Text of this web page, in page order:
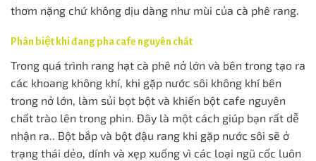
thơm nặng chứ không dịu dàng như mùi của cà phê rang.
Phân biệt khi đang pha cafe nguyên chất
Trong quá trình rang hạt cà phê nở lớn và bên trong tạo ra
các khoang không khí, khi gặp nước sôi không khí bên
trong nở lớn, làm sủi bọt bột và khiến bột cafe nguyên
chất trào lên trong phin. Đây là một cách giúp bạn rất dễ
nhận ra.. Bột bắp và bột đậu rang khi gặp nước sôi sẽ ở
trạng thái dẻo, dính và xẹp xuống vì các loại ngũ cốc luôn